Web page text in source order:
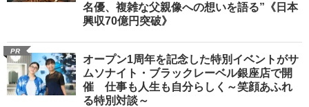
名優、複雑な父親像への想いを語る”《日本
興収70億円突破》
PR
オープン1周年を記念した特別イベントがサ
ムソナイト・ブラックレーベル銀座店で開
催 仕事も人生も自分らしく～笑顔あふれ
る特別対談～